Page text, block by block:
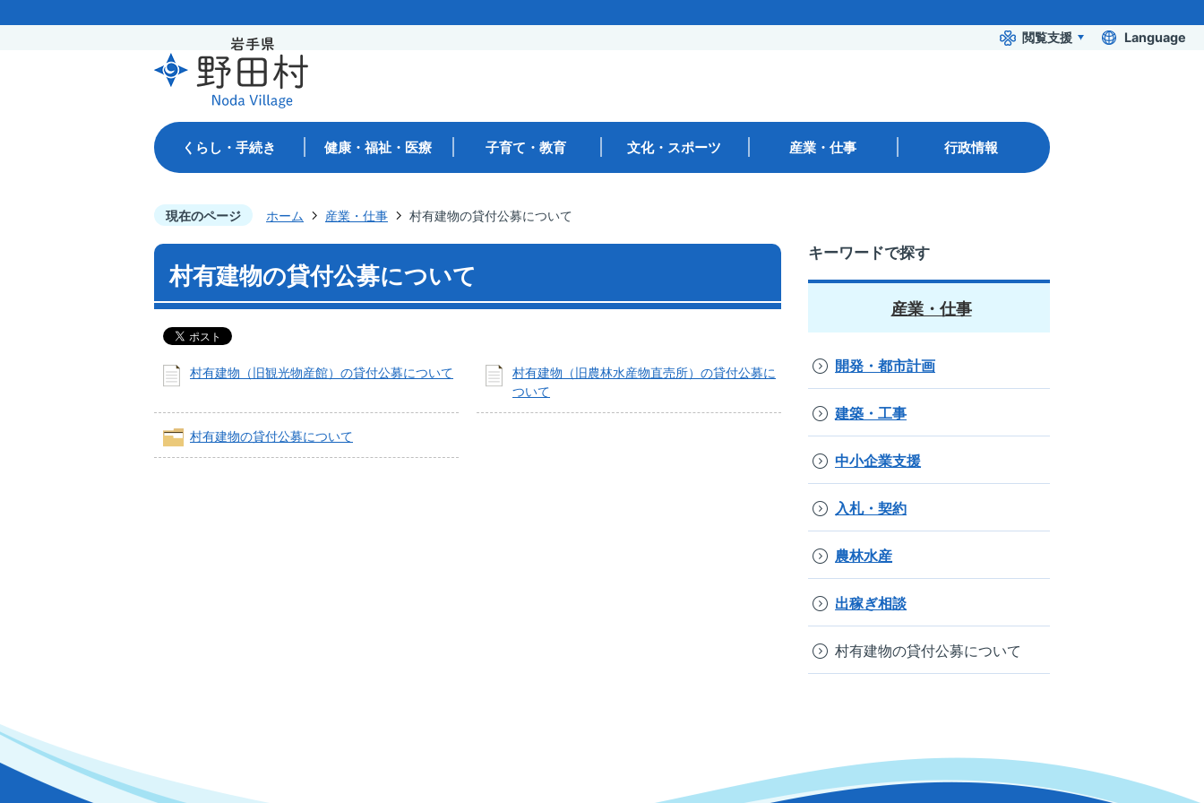
閲覧支援 Language
くらし・手続き 健康・福祉・医療 子育て・教育 文化・スポーツ 産業・仕事 行政情報
現在のページ ホーム 産業・仕事 村有建物の貸付公募について
村有建物の貸付公募について
村有建物（旧観光物産館）の貸付公募について
村有建物（旧農林水産物直売所）の貸付公募に
ついて
村有建物の貸付公募について
キーワードで探す
産業・仕事
開発・都市計画
建築・工事
中小企業支援
入札・契約
農林水産
出稼ぎ相談
村有建物の貸付公募について